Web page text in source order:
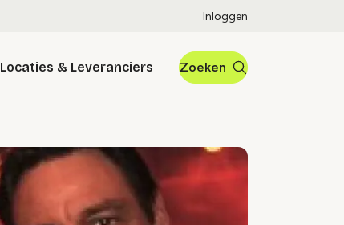
Inloggen
Locaties & Leveranciers Zoeken